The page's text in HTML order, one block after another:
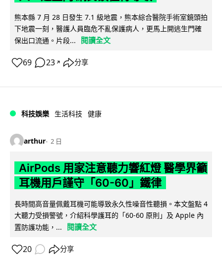
熊本縣 7 月 28 日發生 7.1 級地震，熊本綜合醫院手術室鏡頭拍
下地震一刻，醫護人員臨危不亂保護病人，更馬上開逃生門確
保出口流通。片段...
閱讀全文
69 23 ↗ 分享
科技娛樂 生活科技 健康
arthur 2 日
AirPods 用家注意聽力響紅燈 醫學界籲
耳機用戶謹守「60-60」鐵律
長時間高音量佩戴耳機可能導致永久性噪音性聽損。本文盤點 4
大聽力受損警號，介紹科學護耳的「60-60 原則」及 Apple 內
置防護功能，...
閱讀全文
20 分享